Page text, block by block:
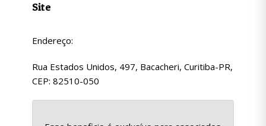
Site
Endereço:
Rua Estados Unidos, 497, Bacacheri, Curitiba-PR,
CEP: 82510-050